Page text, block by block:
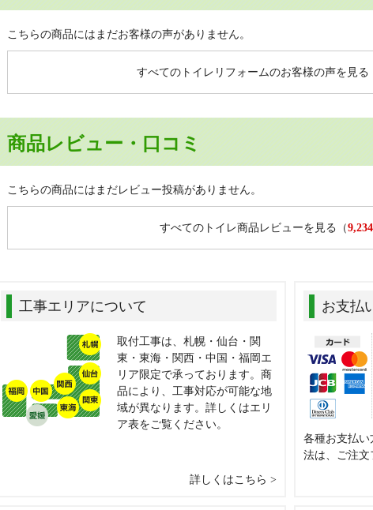
こちらの商品にはまだお客様の声がありません。
すべてのトイレリフォームのお客様の声を見る
商品レビュー・口コミ
こちらの商品にはまだレビュー投稿がありません。
すべてのトイレ商品レビューを見る （
工事エリアについて
取付工事は、札幌・仙台・関
東・東海・関西・中国・福岡エ
リア限定で承っております。商
品により、工事対応が可能な地
域が異なります。詳しくはエリ
ア表をご覧ください。
詳しくはこちら
お支払
各種お支払い
法は、ご注文